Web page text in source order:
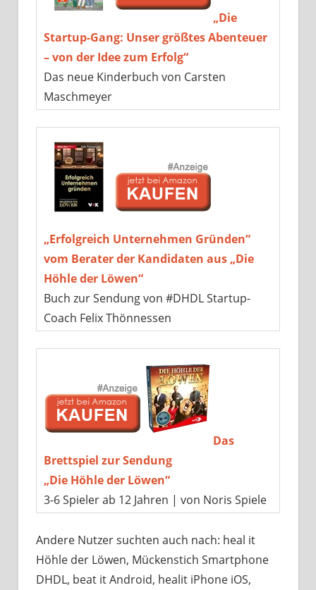
„Die
Startup-Gang: Unser größtes Abenteuer
– von der Idee zum Erfolg“
Das neue Kinderbuch von Carsten
Maschmeyer
„Erfolgreich Unternehmen Gründen“
vom Berater der Kandidaten aus „Die
Höhle der Löwen“
Buch zur Sendung von #DHDL Startup-
Coach Felix Thönnessen
Das
Brettspiel zur Sendung
„Die Höhle der Löwen“
3-6 Spieler ab 12 Jahren | von Noris Spiele
Andere Nutzer suchten auch nach: heal it
Höhle der Löwen, Mückenstich Smartphone
DHDL, beat it Android, healit iPhone iOS,